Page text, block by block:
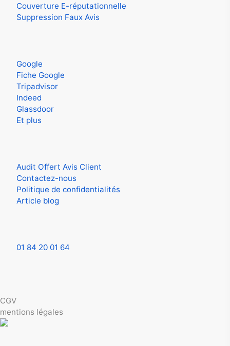
Couverture E-réputationnelle
Suppression Faux Avis
Google
Fiche Google
Tripadvisor
Indeed
Glassdoor
Et plus
Audit Offert Avis Client
Contactez-nous
Politique de confidentialités
Article blog
01 84 20 01 64
CGV
mentions légales